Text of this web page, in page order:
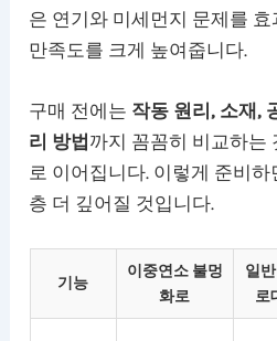
은 연기와 미세먼지 문제를
만족도를 크게 높여줍니다.
구매 전에는 작동 원리, 소재,
리 방법까지 꼼꼼히 비교하는
로 이어집니다. 이렇게 준비
층 더 깊어질 것입니다.
기능
이중연소 불멍
화로
일
로